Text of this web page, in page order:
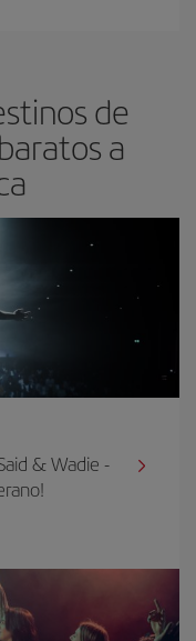
de
a
& Wadie -